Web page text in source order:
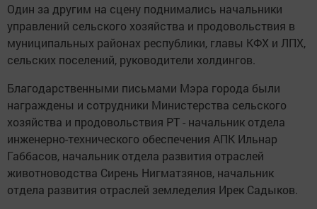
Один за другим на сцену поднимались начальники
управлений сельского хозяйства и продовольствия в
муниципальных районах республики, главы КФХ и ЛПХ,
сельских поселений, руководители холдингов.
Благодарственными письмами Мэра города были
награждены и сотрудники Министерства сельского
хозяйства и продовольствия РТ - начальник отдела
инженерно-технического обеспечения АПК Ильнар
Габбасов, начальник отдела развития отраслей
животноводства Сирень Нигматзянов, начальник
отдела развития отраслей земледелия Ирек Садыков.